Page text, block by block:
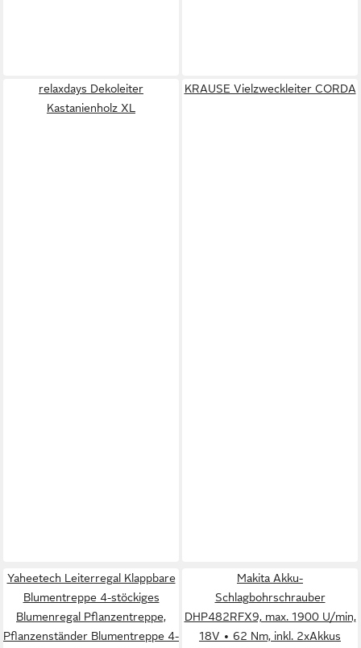
relaxdays Dekoleiter
Kastanienholz XL
KRAUSE Vielzweckleiter CORDA
Yaheetech Leiterregal Klappbare
Blumentreppe 4-stöckiges
Blumenregal Pflanzentreppe,
Pflanzenständer Blumentreppe 4-
Makita Akku-
Schlagbohrschrauber
DHP482RFX9, max. 1900 U/min,
18V • 62 Nm, inkl. 2xAkkus